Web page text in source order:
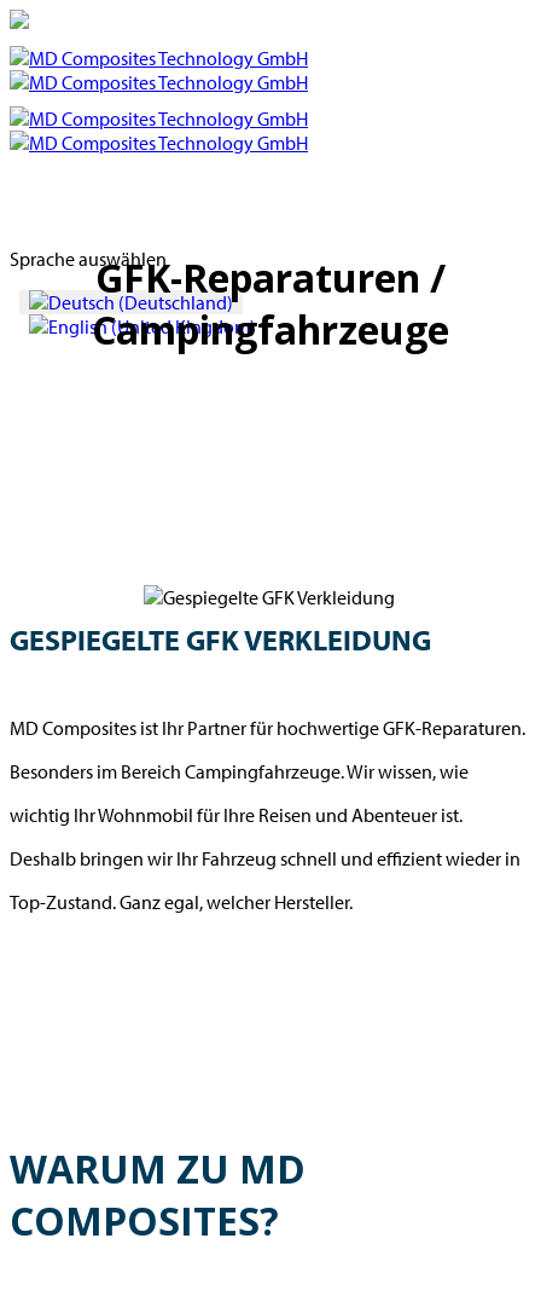
Sprache auswählenGFK-Reparaturen /
Campingfahrzeuge
GESPIEGELTE GFK VERKLEIDUNG
MD Composites ist Ihr Partner für hochwertige GFK-Reparaturen.
Besonders im Bereich Campingfahrzeuge. Wir wissen, wie
wichtig Ihr Wohnmobil für Ihre Reisen und Abenteuer ist.
Deshalb bringen wir Ihr Fahrzeug schnell und effizient wieder in
Top-Zustand. Ganz egal, welcher Hersteller.
WARUM ZU MD
COMPOSITES?